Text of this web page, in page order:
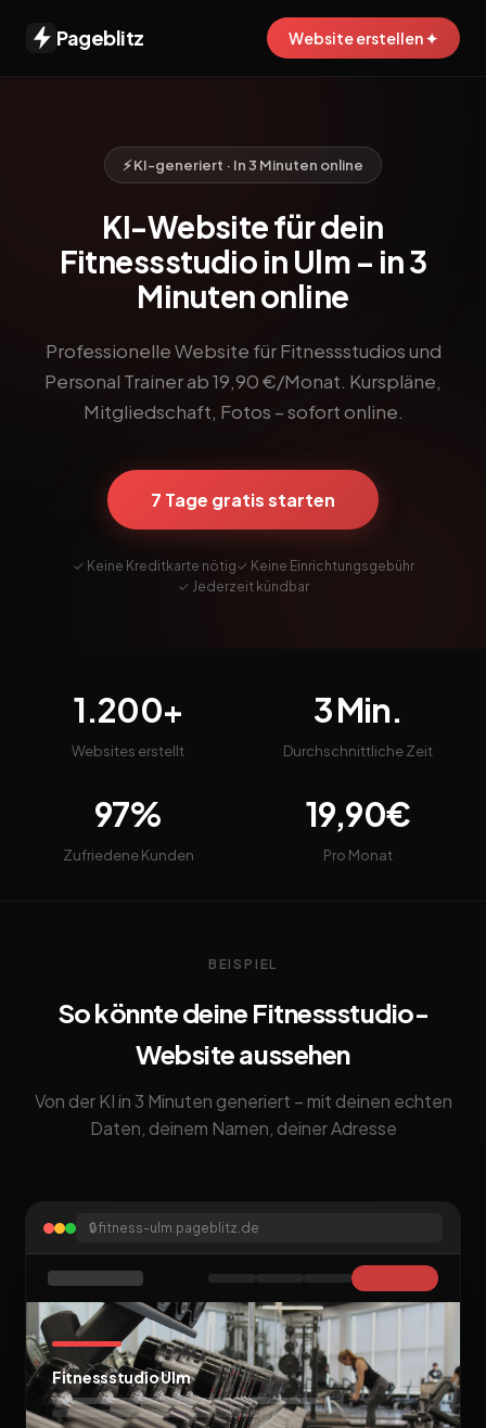
Pageblitz Website erstellen ✦
⚡ KI-generiert · In 3 Minuten online
KI-Website für dein
Fitnessstudio in Ulm – in 3
Minuten online
Professionelle Website für Fitnessstudios und
Personal Trainer ab 19,90 €/Monat. Kurspläne,
Mitgliedschaft, Fotos – sofort online.
7 Tage gratis starten
✓ Keine Kreditkarte nötig✓ Keine Einrichtungsgebühr
✓ Jederzeit kündbar
1.200+
Websites erstellt
3 Min.
Durchschnittliche Zeit
97%
Zufriedene Kunden
19,90€
Pro Monat
BEISPIEL
So könnte deine Fitnessstudio-
Website aussehen
Von der KI in 3 Minuten generiert – mit deinen echten
Daten, deinem Namen, deiner Adresse
🔒fitness-ulm.pageblitz.de
Fitnessstudio Ulm